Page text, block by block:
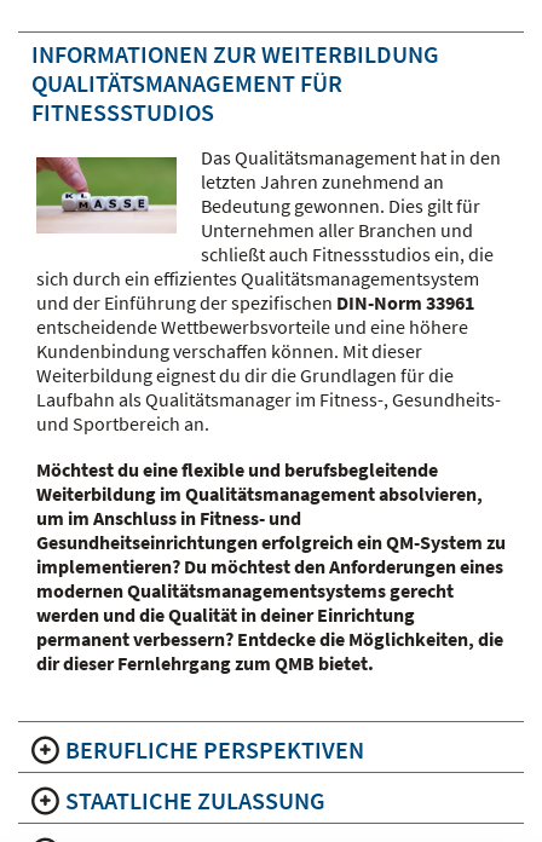
INFORMATIONEN ZUR WEITERBILDUNG
QUALITÄTSMANAGEMENT FÜR
FITNESSSTUDIOS
Das Qualitätsmanagement hat in den
letzten Jahren zunehmend an
Bedeutung gewonnen. Dies gilt für
Unternehmen aller Branchen und
schließt auch Fitnessstudios ein, die
sich durch ein effizientes Qualitätsmanagementsystem
und der Einführung der spezifischen DIN-Norm 33961
entscheidende Wettbewerbsvorteile und eine höhere
Kundenbindung verschaffen können. Mit dieser
Weiterbildung eignest du dir die Grundlagen für die
Laufbahn als Qualitätsmanager im Fitness-, Gesundheits-
und Sportbereich an.
Möchtest du eine flexible und berufsbegleitende
Weiterbildung im Qualitätsmanagement absolvieren,
um im Anschluss in Fitness- und
Gesundheitseinrichtungen erfolgreich ein QM-System zu
implementieren? Du möchtest den Anforderungen eines
modernen Qualitätsmanagementsystems gerecht
werden und die Qualität in deiner Einrichtung
permanent verbessern? Entdecke die Möglichkeiten, die
dir dieser Fernlehrgang zum QMB bietet.
BERUFLICHE PERSPEKTIVEN
STAATLICHE ZULASSUNG